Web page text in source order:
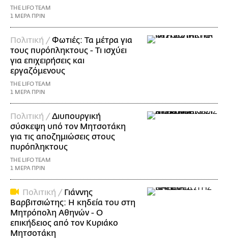
THE LIFO TEAM
1 ΜΕΡΑ ΠΡΙΝ
Πολιτική /Φωτιές: Τα μέτρα για
τους πυρόπληκτους - Τι ισχύει
για επιχειρήσεις και
εργαζόμενους
THE LIFO TEAM
1 ΜΕΡΑ ΠΡΙΝ
Πολιτική /Διυπουργική
σύσκεψη υπό τον Μητσοτάκη
για τις αποζημιώσεις στους
πυρόπληκτους
THE LIFO TEAM
1 ΜΕΡΑ ΠΡΙΝ
Πολιτική / Γιάννης
Βαρβιτσιώτης: Η κηδεία του στη
Μητρόπολη Αθηνών - Ο
επικήδειος από τον Κυριάκο
Μητσοτάκη